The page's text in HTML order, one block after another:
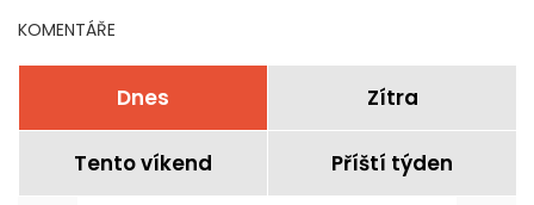
KOMENTÁŘE
Dnes Zítra
Tento víkend Příští týden